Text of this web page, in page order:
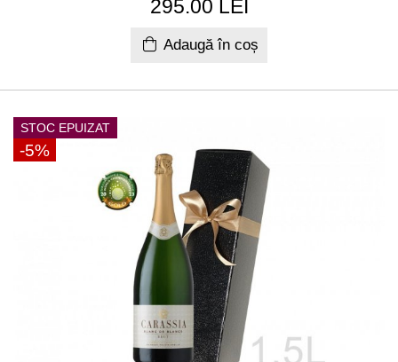
295.00 LEI
Adaugă în coș
STOC EPUIZAT
-5%